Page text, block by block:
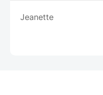
Jeanette